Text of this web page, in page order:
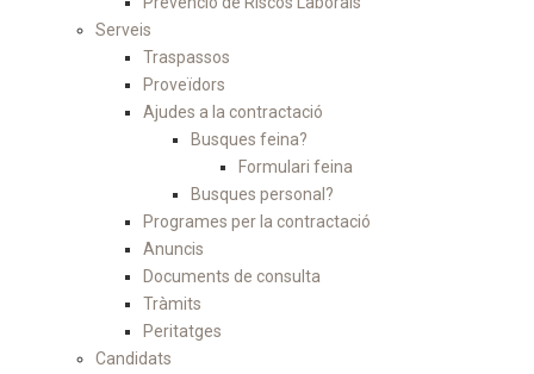
Serveis
Traspassos
Proveïdors
Ajudes a la contractació
Busques feina?
Formulari feina
Busques personal?
Programes per la contractació
Anuncis
Documents de consulta
Tràmits
Peritatges
Candidats